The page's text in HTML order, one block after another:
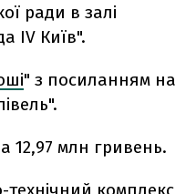
ради в залі
IV Київ".
" з посиланням на
12,97 млн гривень.